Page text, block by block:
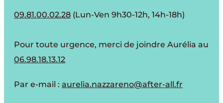
09.81.00.02.28 (Lun-Ven 9h30-12h, 14h-18h)
Pour toute urgence, merci de joindre Aurélia au
06.98.18.13.12
Par e-mail : aurelia.nazzareno@after-all.fr